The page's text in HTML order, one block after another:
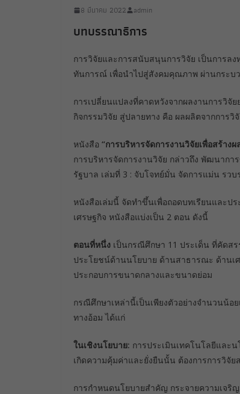
8 มีนาคม 2022 admin
บทบรรณาธิการ
การวิจัยและการสนับสนุนการวิจัย เป็นการล
ทันการณ์ เพื่อนำไปสู่สังคมคุณภาพ ผ่านกระบ
การเปลี่ยนแปลงที่คาดหวังจากผลงานการวิจั
กิจกรรมวิจัย สู่ปลายทาง คือ ผลผลิตจากการ
หนังสือ “การบริหารจัดการงานวิจัยเพื่อสร้าง
การบริหารจัดการงานวิจัย กล่าวถึง พัฒนาก
รัฐบาล เล่มที่ 3 : จับโจทย์มั่น จัดการแม่น รว
หนังสือเล่มนี้ จัดทำขึ้นเพื่อถอดบทเรียนและ
เศรษฐกิจ หนังสือแบ่งเป็น 2 ตอน ดังนี้
ตอนที่หนึ่ง เป็นกรณีศึกษา 11 ประเด็น ที่คัดส
ประโยชน์ด้านนโยบาย ด้านสาธารณะ ด้านเศ
ประกอบการขนาดกลางและขนาดย่อม
กรณีศึกษาเหล่านี้เป็นเพียงตัวอย่างจำนวนน้อ
ทางอ้อม ได้แก่
ในเชิงนโยบาย: การประเมินเทคโนโลยีและ
เกิดความคุ้มค่าและยั่งยืนนั้น ต้องการการวิจั
การกำหนดนโยบายสำคัญ กระจายความเจริ